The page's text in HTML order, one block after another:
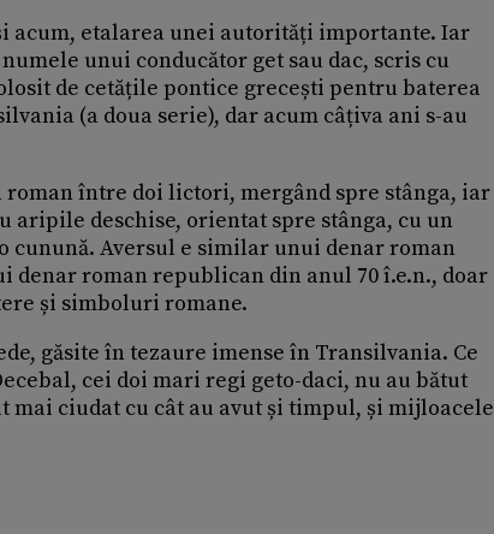
acum, etalarea unei autorități importante. Iar
unui conducător get sau dac, scris cu
de cetățile pontice grecești pentru baterea
(a doua serie), dar acum câțiva ani s-au
roman între doi lictori, mergând spre stânga, iar
aripile deschise, orientat spre stânga, cu un
cunună. Aversul e similar unui denar roman
roman republican din anul 70 î.e.n., doar
și simboluri romane.
găsite în tezaure imense în Transilvania. Ce
cei doi mari regi geto-daci, nu au bătut
mai ciudat cu cât au avut și timpul, și mijloacele